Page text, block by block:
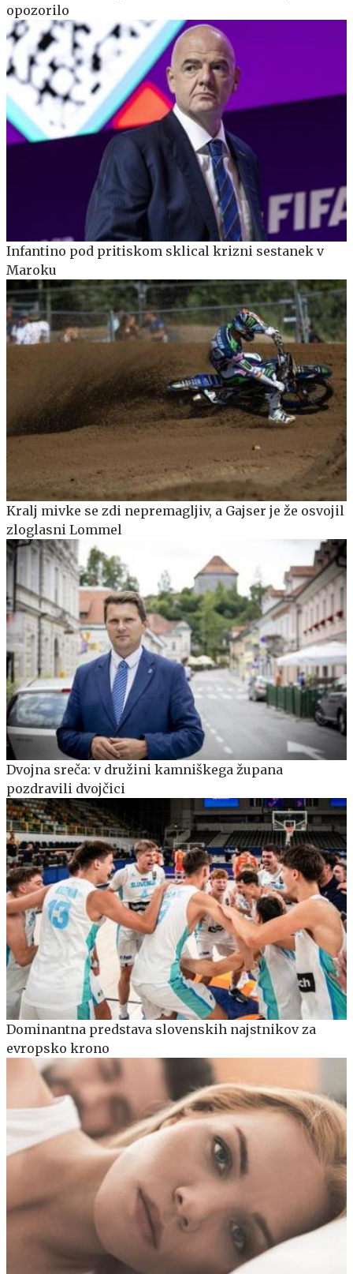
opozorilo
Infantino pod pritiskom sklical krizni sestanek v
Maroku
Kralj mivke se zdi nepremagljiv, a Gajser je že osvojil
zloglasni Lommel
Dvojna sreča: v družini kamniškega župana
pozdravili dvojčici
Dominantna predstava slovenskih najstnikov za
evropsko krono